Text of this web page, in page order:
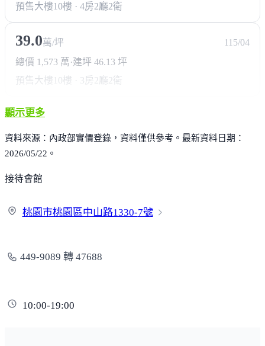
預售大樓10樓 · 4房2廳2衛
39.0萬/坪
115/04
總價 1,573 萬 ·建坪 46.13 坪
預售大樓 10樓 · 3房2廳2衛
顯示更多
資料來源：內政部實價登錄，資料僅供參考。最新資料日期：
2026/05/22。
接待會館
桃園市桃園區中山路1330-7號
449-9089 轉 47688
10:00-19:00